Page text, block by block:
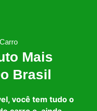
Mais
Brasil
você tem tudo o